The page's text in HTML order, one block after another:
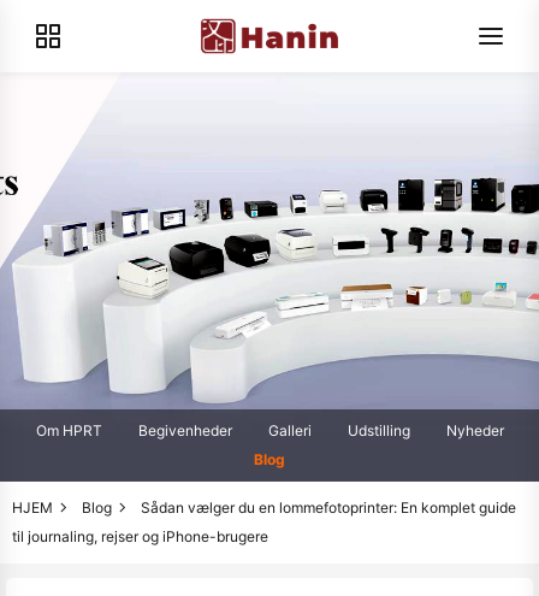
Om HPRT Begivenheder Galleri Udstilling
Nyheder
Blog
HJEM Blog
Sådan vælger du en lommefotoprinter: En komplet guide
til journaling, rejser og iPhone-brugere